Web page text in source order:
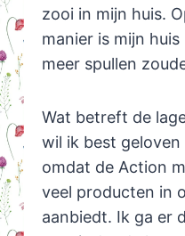
zooi in mijn huis.
manier is mijn
meer spullen
Wat betreft de
wil ik best
omdat de Action
veel producten in
aanbiedt. Ik ga er